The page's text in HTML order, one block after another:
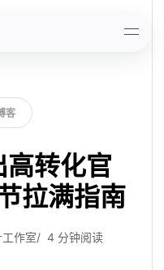
博客
客
客
转化官
拉满指南
作室 4 分钟阅读